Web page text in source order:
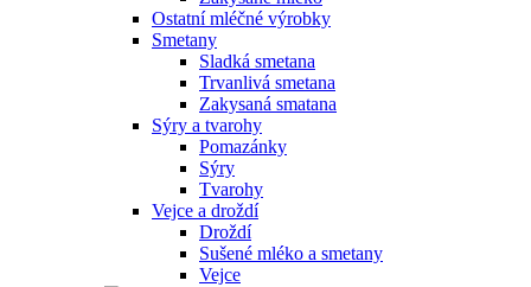
Ostatní mléčné výrobky
Smetany
Sladká smetana
Trvanlivá smetana
Zakysaná smatana
Sýry a tvarohy
Pomazánky
Sýry
Tvarohy
Vejce a droždí
Droždí
Sušené mléko a smetany
Vejce